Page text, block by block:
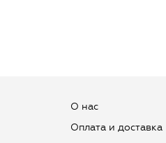
О нас
Оплата и доставка